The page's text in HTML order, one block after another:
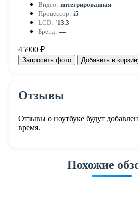
Видео: интегрированная
Процессор: i5
LCD: '13.3
Бренд: —
45900 ₽
Запросить фото Добавить в
Отзывы
Отзывы о ноутбуке будут
время.
Похожие